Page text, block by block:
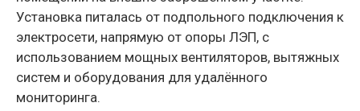
Установка питалась от подпольного подключения к
электросети, напрямую от опоры ЛЭП, с
использованием мощных вентиляторов, вытяжных
систем и оборудования для удалённого
мониторинга.